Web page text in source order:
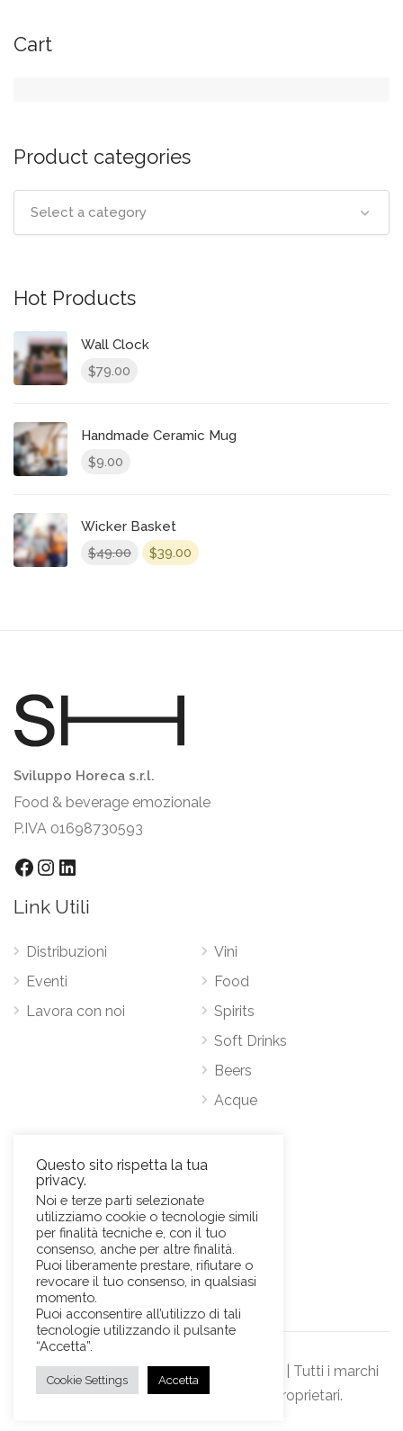
Cart
Product categories
Select a category
Hot Products
Wall Clock
$79.00
Handmade Ceramic Mug
$9.00
Wicker Basket
$49.00 $39.00
Sviluppo Horeca s.r.l.
Food & beverage emozionale
P.IVA 01698730593
Facebook
Instagram
LinkedIn
Link Utili
Distribuzioni
Eventi
Lavora con noi
Vini
Food
Spirits
Soft Drinks
Beers
Acque
Via Antonio Pacinotti 63, 00146 Roma
Mob.+39 3384389569
E-Mail:news@sviluppohoreca.it
© Sviluppo Horeca s.r.l. Official Website | Tutti i marchi
rappresentati sono dei rispettivi proprietari.
Questo sito rispetta la tua
privacy.
Noi e terze parti selezionate
utilizziamo cookie o tecnologie simili
per finalità tecniche e, con il tuo
consenso, anche per altre finalità.
Puoi liberamente prestare, rifiutare o
revocare il tuo consenso, in qualsiasi
momento.
Puoi acconsentire all’utilizzo di tali
tecnologie utilizzando il pulsante
“Accetta”.
Cookie Settings Accetta